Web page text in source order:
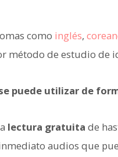
como inglés,
método de estudio de
puede utilizar de
lectura gratuita de
audios que